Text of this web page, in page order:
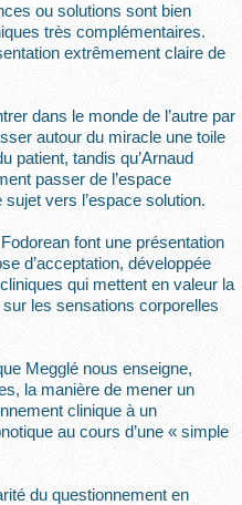
ou solutions sont bien
très complémentaires.
extrêmement claire de
dans le monde de l’autre par
autour du miracle une toile
patient, tandis qu’Arnaud
passer de l’espace
vers l’espace solution.
font une présentation
d’acceptation, développée
qui mettent en valeur la
les sensations corporelles
Megglé nous enseigne,
la manière de mener un
clinique à un
au cours d’une « simple
du questionnement en